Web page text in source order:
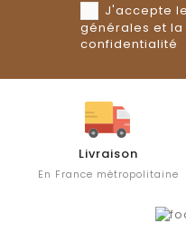
J'accepte
générales et
confidentialité
Livraison
En France métropolitaine